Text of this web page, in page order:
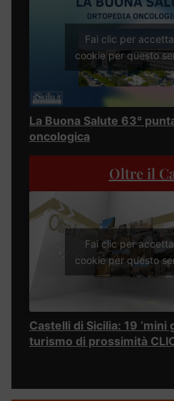
Fai clic per
cookie per questo
La Buona Salute 63°
oncologica
Oltre il
Fai clic per
cookie per questo
Castelli di Sicilia: 19 ‘mini
turismo di prossimità